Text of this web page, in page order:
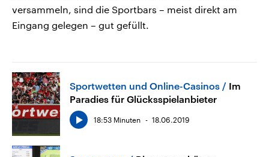
versammeln, sind die Sportbars – meist direkt am
Eingang gelegen – gut gefüllt.
Sportwetten und Online-Casinos
Im
Paradies für Glücksspielanbieter
18:53 Minuten 18.06.2019